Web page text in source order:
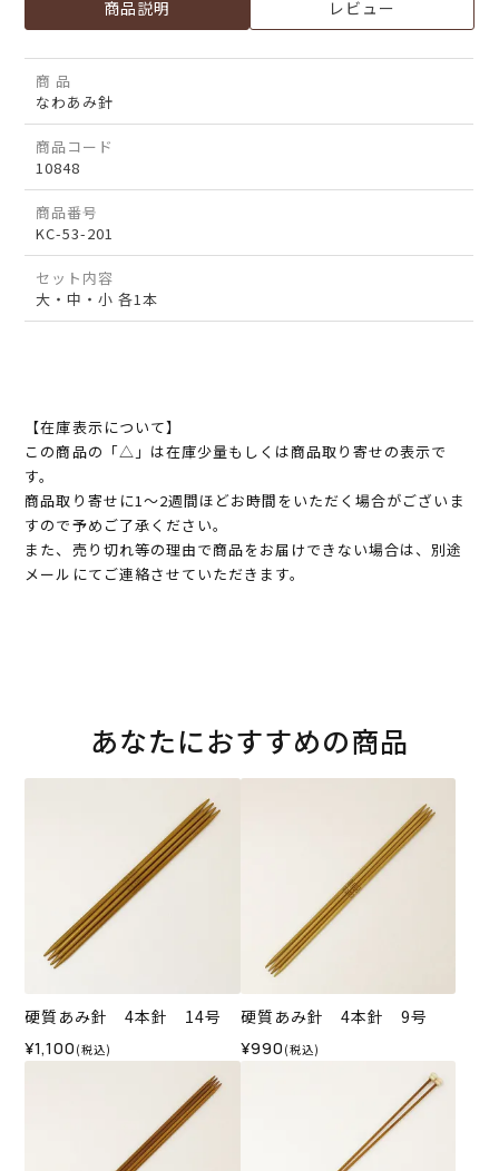
商品説明 レビュー
商 品
なわあみ針
商品コード
10848
商品番号
KC-53-201
セット内容
大・中・小 各1本
【在庫表示について】
この商品の「△」は在庫少量もしくは商品取り寄せの表示で
す。
商品取り寄せに1～2週間ほどお時間をいただく場合がございま
すので予めご了承ください。
また、売り切れ等の理由で商品をお届けできない場合は、別途
メールにてご連絡させていただきます。
あなたにおすすめの商品
硬質あみ針 4本針 14号
¥1,100 (税込)
硬質あみ針 4本針 9号
¥990 (税込)